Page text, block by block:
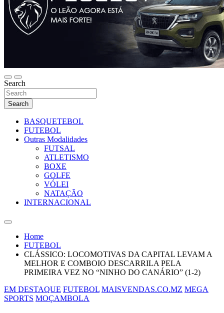
Search
Search
BASQUETEBOL
FUTEBOL
Outras Modalidades
FUTSAL
ATLETISMO
BOXE
GOLFE
VÓLEI
NATAÇÃO
INTERNACIONAL
Home
FUTEBOL
CLÁSSICO: LOCOMOTIVAS DA CAPITAL LEVAM A
MELHOR E COMBOIO DESCARRILA PELA
PRIMEIRA VEZ NO “NINHO DO CANÁRIO” (1-2)
EM DESTAQUE FUTEBOL MAISVENDAS.CO.MZ MEGA
SPORTS MOÇAMBOLA